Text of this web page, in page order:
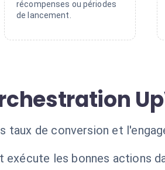
récompenses ou périodes
de lancement.
taux de conversion et
exécute les bonnes actions